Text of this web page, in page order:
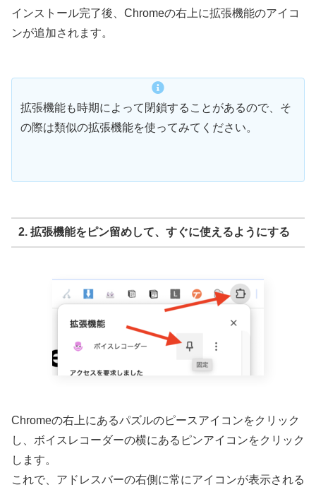
インストール完了後、Chromeの右上に拡張機能のアイコ
ンが追加されます。
拡張機能も時期によって閉鎖することがあるので、そ
の際は類似の拡張機能を使ってみてください。
2. 拡張機能をピン留めして、すぐに使えるようにする
Chromeの右上にあるパズルのピースアイコンをクリック
し、ボイスレコーダーの横にあるピンアイコンをクリック
します。
これで、アドレスバーの右側に常にアイコンが表示される